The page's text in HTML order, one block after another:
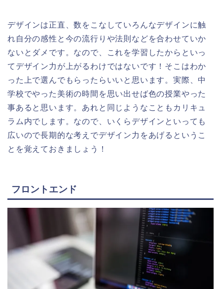
デザインは正直、数をこなしていろんなデザインに触
れ自分の感性と今の流行りや法則などを合わせていか
ないとダメです。なので、これを学習したからといっ
てデザイン力が上がるわけではないです！そこはわか
った上で選んでもらったらいいと思います。実際、中
学校でやった美術の時間を思い出せば色の授業やった
事あると思います。あれと同じようなこともカリキュ
ラム内でします。なので、いくらデザインといっても
広いので長期的な考えでデザイン力をあげるというこ
とを覚えておきましょう！
フロントエンド